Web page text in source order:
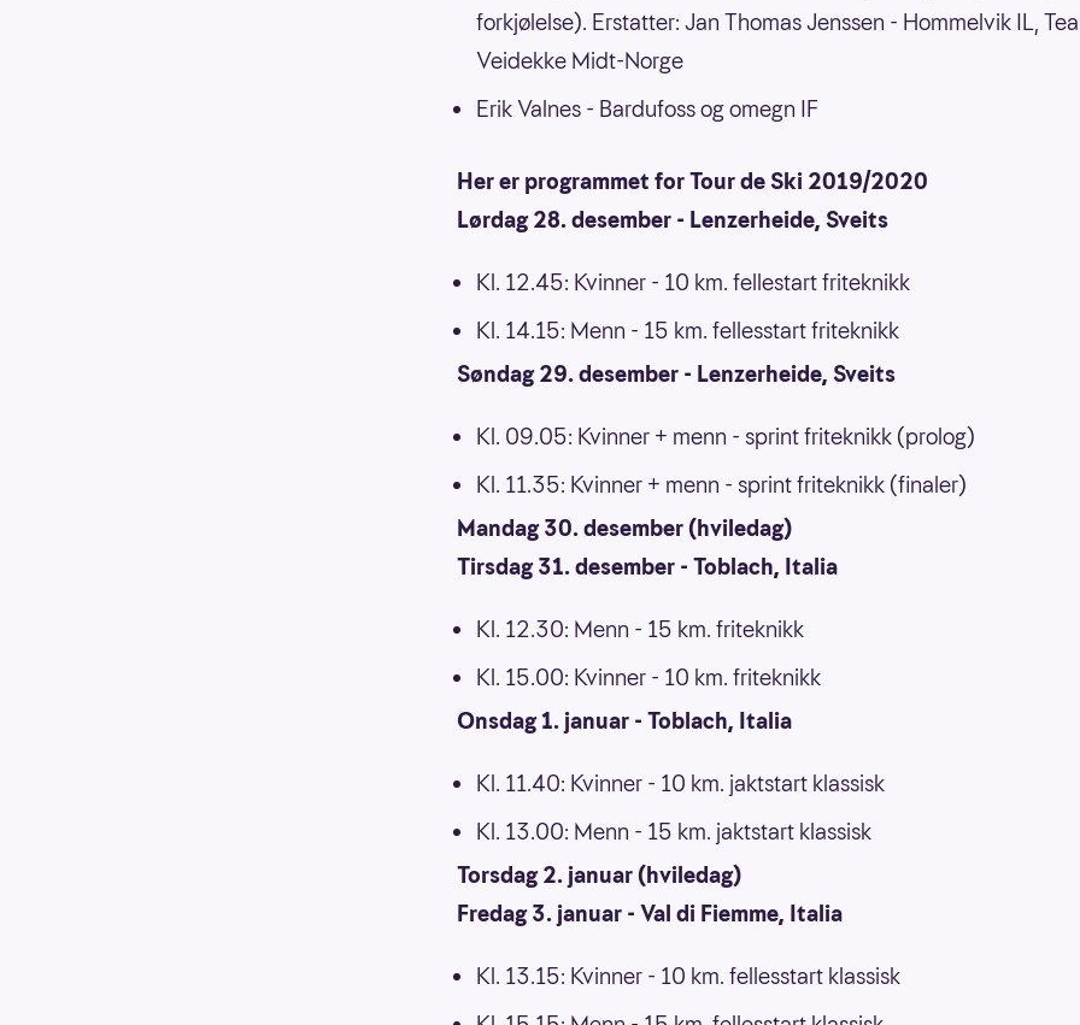
forkjølelse). Erstatter: Jan Thomas Jenssen - Hommelvik IL,
Veidekke Midt-Norge
Erik Valnes - Bardufoss og omegn IF
Her er programmet for Tour de Ski 2019/2020
Lørdag 28. desember - Lenzerheide, Sveits
Kl. 12.45: Kvinner - 10 km. fellestart friteknikk
Kl. 14.15: Menn - 15 km. fellesstart friteknikk
Søndag 29. desember - Lenzerheide, Sveits
Kl. 09.05: Kvinner + menn - sprint friteknikk (prolog)
Kl. 11.35: Kvinner + menn - sprint friteknikk (finaler)
Mandag 30. desember (hviledag)
Tirsdag 31. desember - Toblach, Italia
Kl. 12.30: Menn - 15 km. friteknikk
Kl. 15.00: Kvinner - 10 km. friteknikk
Onsdag 1. januar - Toblach, Italia
Kl. 11.40: Kvinner - 10 km. jaktstart klassisk
Kl. 13.00: Menn - 15 km. jaktstart klassisk
Torsdag 2. januar (hviledag)
Fredag 3. januar - Val di Fiemme, Italia
Kl. 13.15: Kvinner - 10 km. fellesstart klassisk